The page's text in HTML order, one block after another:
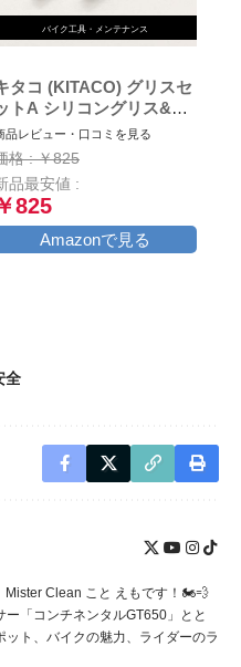
バイク工具・メンテナンス
タコ (KITACO) グリスセ
トA シリコングリス&ブ
ーキバッドグリス 各1本
001
品レビュー・口コミを見る
格 : ￥825
品最安値 :
825
Amazonで見る
全
Mister Clean こと えもです！🏍️💨
「コンチネンタルGT650」とと
ト、バイクの魅力、ライダーのラ